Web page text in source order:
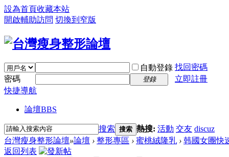
設為首頁收藏本站
開啟輔助訪問 切換到窄版
自動登錄 找回密碼
密碼
登錄
立即註冊
快捷導航
論壇BBS
搜索 搜索 熱搜: 活動 交友 discuz
台灣瘦身整形論壇»論壇 › 整形專區 › 蜜桃絨隆乳 › 韩國女團快
返回列表